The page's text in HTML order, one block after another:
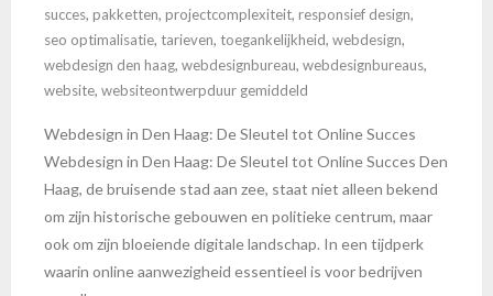
succes, pakketten, projectcomplexiteit, responsief design,
seo optimalisatie, tarieven, toegankelijkheid, webdesign,
webdesign den haag, webdesignbureau, webdesignbureaus,
website, websiteontwerpduur gemiddeld
Webdesign in Den Haag: De Sleutel tot Online Succes
Webdesign in Den Haag: De Sleutel tot Online Succes Den
Haag, de bruisende stad aan zee, staat niet alleen bekend
om zijn historische gebouwen en politieke centrum, maar
ook om zijn bloeiende digitale landschap. In een tijdperk
waarin online aanwezigheid essentieel is voor bedrijven